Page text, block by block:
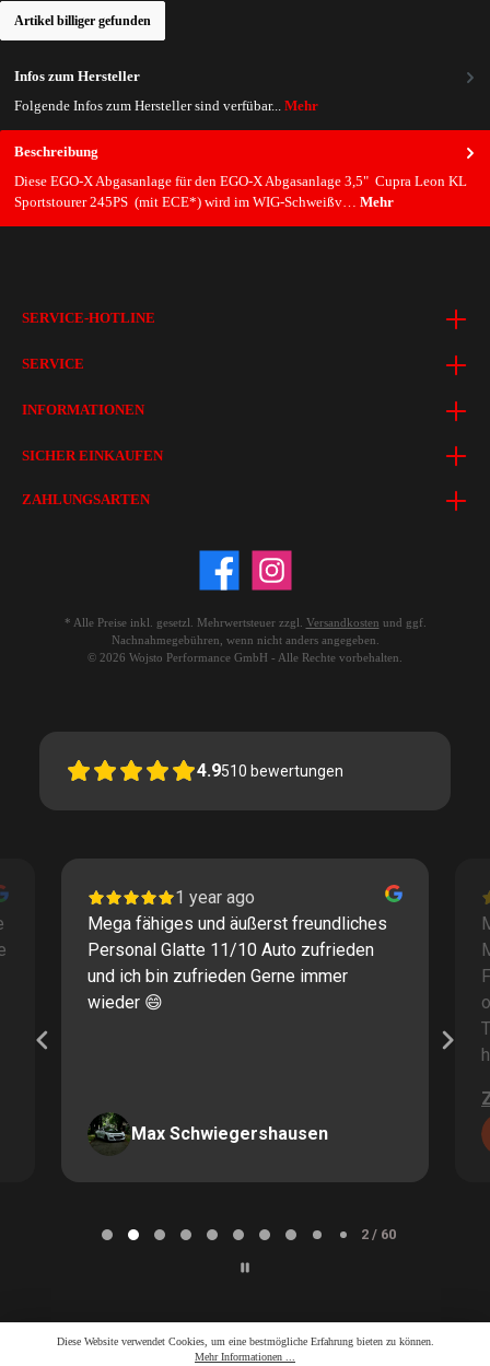
Artikel billiger gefunden
Beschreibung
Diese EGO-X Abgasanlage für den EGO-X Abgasanlage 3,5" Cupra Leon KL
Sportstourer 245PS (mit ECE*) wird im WIG-Schweißv… Mehr
Infos zum Hersteller
Folgende Infos zum Hersteller sind verfübar... Mehr
SERVICE-HOTLINE
SERVICE
INFORMATIONEN
SICHER EINKAUFEN
ZAHLUNGSARTEN
* Alle Preise inkl. gesetzl. Mehrwertsteuer zzgl. Versandkosten und ggf.
Nachnahmegebühren, wenn nicht anders angegeben.
© 2026 Wojsto Performance GmbH - Alle Rechte vorbehalten.
Diese Website verwendet Cookies, um eine bestmögliche Erfahrung bieten zu können.
Mehr Informationen ...
4.9510 bewertungen
1 year ago
Mega fähiges und äußerst freundliches
Personal Glatte 11/10 Auto zufrieden
und ich bin zufrieden Gerne immer
wieder 😄
Max Schwiegershausen
2 / 60